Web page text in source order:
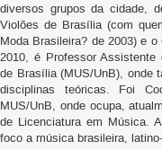
diversos grupos da cidade,
Violões de Brasília (com
Moda Brasileira? de 2003) e
2010, é Professor Assistente
de Brasília (MUS/UnB), onde
disciplinas teóricas. Foi
MUS/UnB, onde ocupa,
de Licenciatura em Música.
foco a música brasileira,